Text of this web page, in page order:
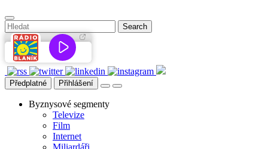
Předplatné Přihlášení
Byznysové segmenty
Televize
Film
Internet
Miliardáři